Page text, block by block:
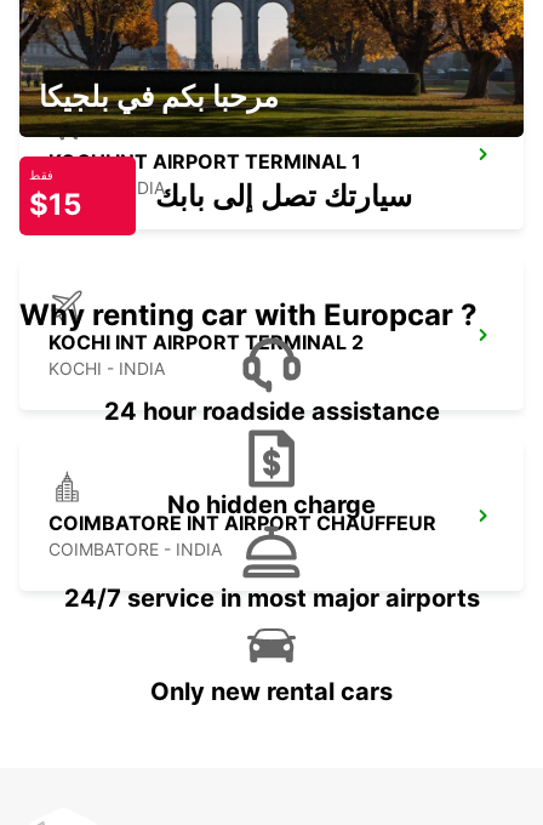
KOCHI - INDIA
KOCHI INT AIRPORT TERMINAL 1
KOCHI - INDIA
KOCHI INT AIRPORT TERMINAL 2
KOCHI - INDIA
COIMBATORE INT AIRPORT CHAUFFEUR
COIMBATORE - INDIA
مرحبا بكم في بلجيكا
فقط
$15 سيارتك تصل إلى بابك
Why renting car with Europcar ?
24 hour roadside assistance
No hidden charge
24/7 service in most major airports
Only new rental cars